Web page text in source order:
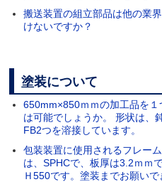
搬送装置の組立部品は他の業
けないですか？
塗装について
650mm×850ｍｍの加工品を
は可能でしょうか。 形状は、
FB2つを溶接しています。
包装装置に使用されるフレー
は、SPHCで、板厚は3.2ｍｍ
Ｈ550です。塗装までお願いで